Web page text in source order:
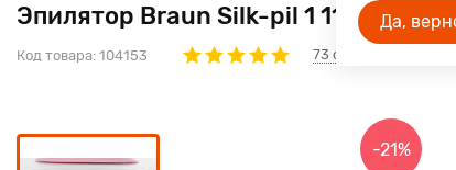
Да,
Эпилятор Braun Silk-pil 1 1170 белый
Код товара: 104153 73 отзывов
-21%